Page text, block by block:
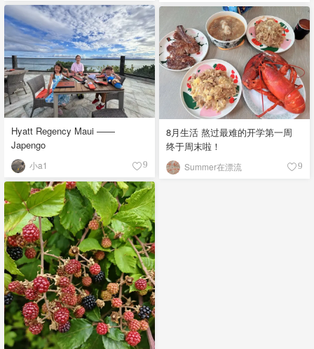
Hyatt Regency Maui ——
Japengo
小a1 9
8月生活 熬过最难的开学第一周
终于周末啦！
Summer在漂流 9